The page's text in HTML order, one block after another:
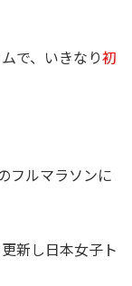
で、いきなり初
フルマラソンに
新し日本女子ト